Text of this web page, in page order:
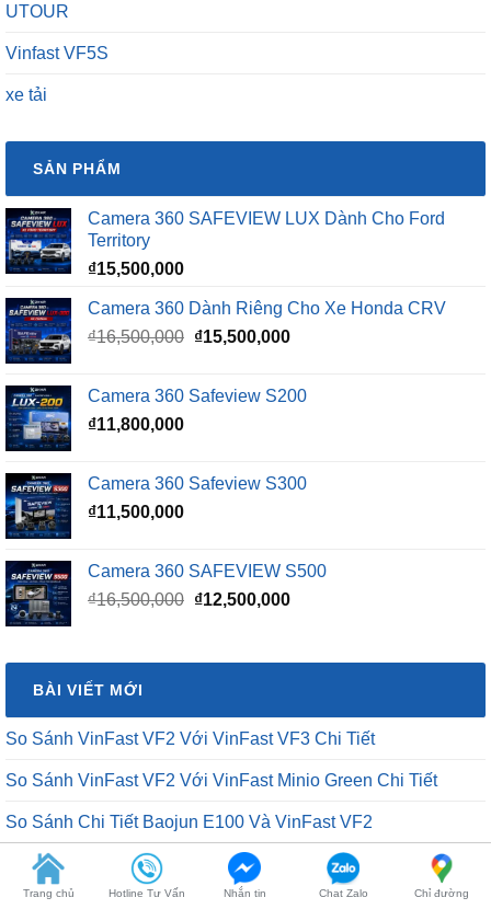
UTOUR
Vinfast VF5S
xe tải
SẢN PHẨM
Camera 360 SAFEVIEW LUX Dành Cho Ford
Territory
₫15,500,000
Camera 360 Dành Riêng Cho Xe Honda CRV
₫16,500,000 Giá
₫16,500,000.
₫15,500,000Giá
là:
Camera 360 Safeview S200
₫11,800,000
Camera 360 Safeview S300
₫11,500,000
Camera 360 SAFEVIEW S500
₫16,500,000 Giá
₫16,500,000.
₫12,500,000Giá
là:
BÀI VIẾT MỚI
So Sánh VinFast VF2 Với VinFast VF3 Chi Tiết
So Sánh VinFast VF2 Với VinFast Minio Green Chi Tiết
So Sánh Chi Tiết Baojun E100 Và VinFast VF2
VinFast VF2 Ra Mắt: Xe Điện Đô Thị Giá Chỉ 188 Triệu Đồng
VinFast VF2 Có Mấy Màu? Bảng Màu Xe VF2 Mới Nhất 2026
Trang chủ Hotline Tư Vấn Nhắn tin Chat Zalo Chỉ đường